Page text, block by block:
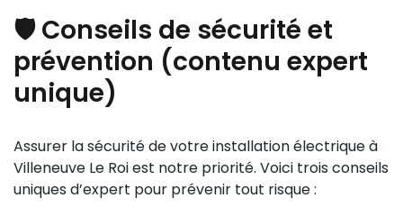
🛡️ Conseils de sécurité et
prévention (contenu expert
unique)
Assurer la sécurité de votre installation électrique à
Villeneuve Le Roi est notre priorité. Voici trois conseils
uniques d’expert pour prévenir tout risque :